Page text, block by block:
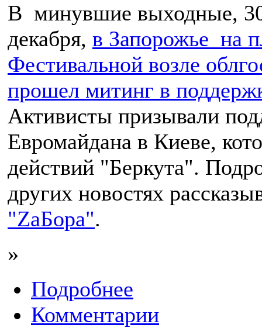
В минувшие выходные,
декабря, в Запорожье на
Фестивальной возле
прошел митинг в
Активисты призывали
Евромайдана в Киеве,
действий "Беркута".
других новостях
"ZaБора".
»
Подробнее
Комментарии